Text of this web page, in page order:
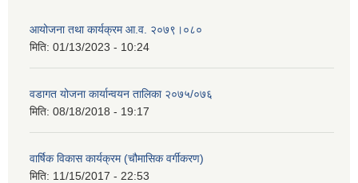
आयोजना तथा कार्यक्रम आ.व. २०७९।०८०
मिति: 01/13/2023 - 10:24
वडागत योजना कार्यान्वयन तालिका २०७५/०७६
मिति: 08/18/2018 - 19:17
वार्षिक विकास कार्यक्रम (चौमासिक वर्गीकरण)
मिति: 11/15/2017 - 22:53